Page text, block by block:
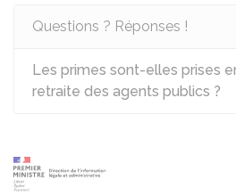
Questions ? Réponses !
Les primes sont-elles prises
retraite des agents publics ?